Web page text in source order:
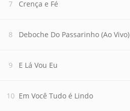
Crença e Fé
Deboche Do Passarinho (Ao Vivo)
E Lá Vou Eu
Em Você Tudo é Lindo